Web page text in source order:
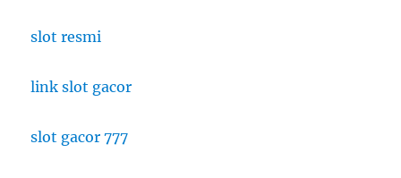
slot resmi
link slot gacor
slot gacor 777